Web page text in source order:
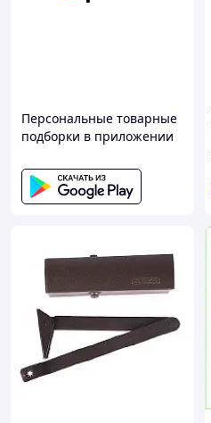
Персональные товарные
подборки в приложении